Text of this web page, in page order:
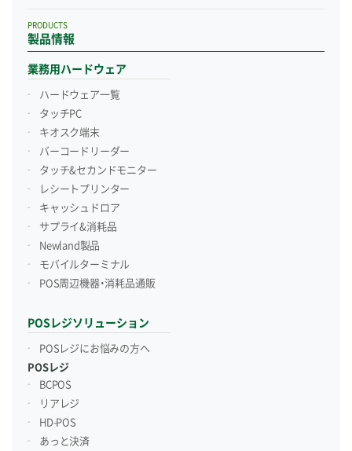
製品情報
PRODUCTS
業務用ハードウェア
ハードウェア一覧
タッチPC
キオスク端末
バーコードリーダー
タッチ&セカンドモニター
レシートプリンター
キャッシュドロア
サプライ&消耗品
Newland製品
モバイルターミナル
POS周辺機器・消耗品通販
POSレジソリューション
POSレジにお悩みの方へ
POSレジ
BCPOS
リアレジ
HD-POS
あっと決済